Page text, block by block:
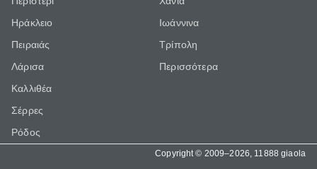
Ηράκλειο
Πειραιάς
Λάρισα
Καλλιθέα
Σέρρες
Ρόδος
Ιωάννινα
Τρίπολη
Περισσότερα
Copyright © 2009–2026, 11888 giaola